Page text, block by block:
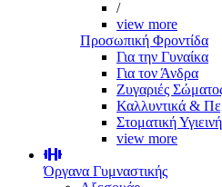
/
view more
Προσωπική Φροντίδα
Για την Γυναίκα
Για τον Άνδρα
Ζυγαριές
Καλλυντικά &
Στοματική Υγιεινή
view more
Όργανα Γυμναστικής